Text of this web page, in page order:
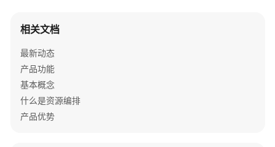
证
访
问
控
制
相关文档
最新动态
产品功能
基本概念
什么是资源编排
产品优势